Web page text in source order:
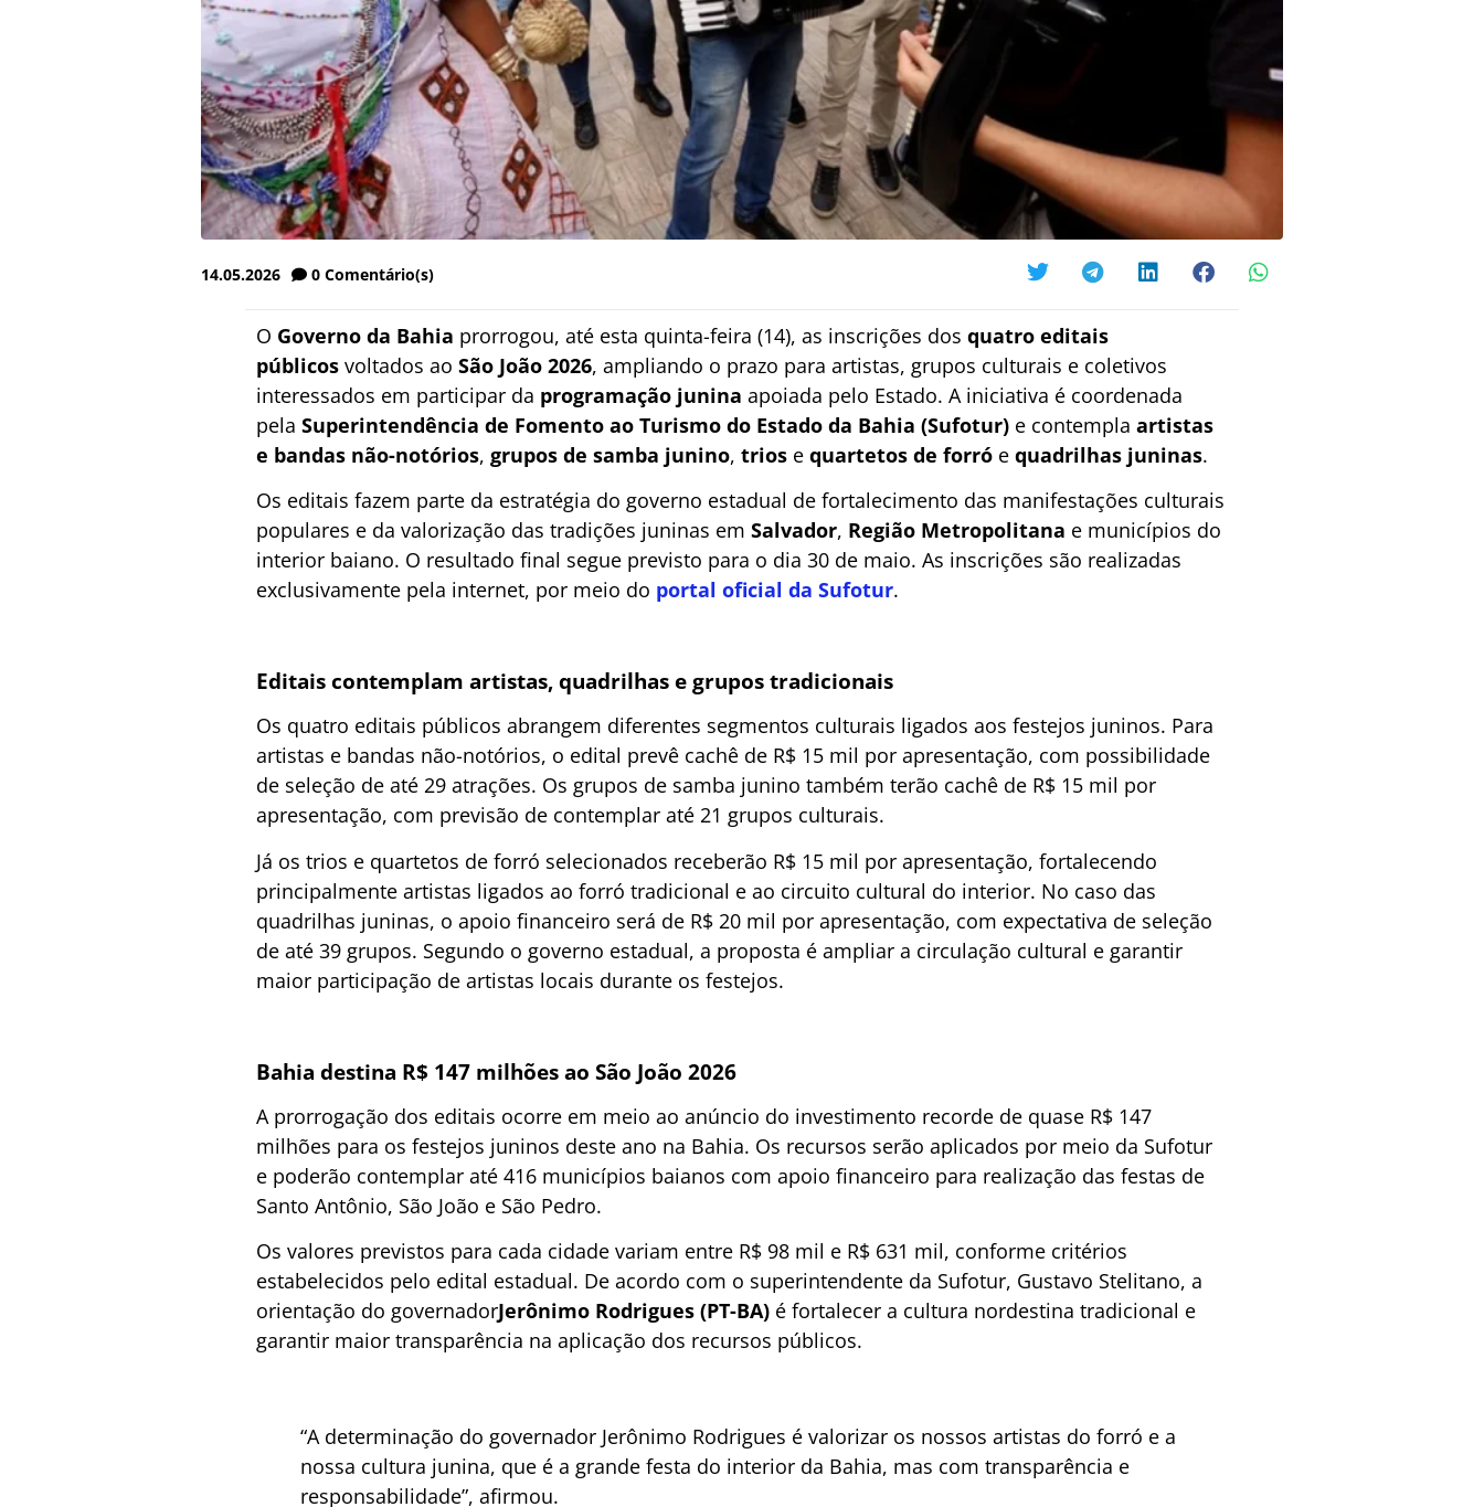
14.05.2026 0 Comentário(s)
O Governo da Bahia prorrogou, até esta quinta-feira (14), as inscrições dos quatro editais
públicos voltados ao São João 2026, ampliando o prazo para artistas, grupos culturais e coletivos
interessados em participar da programação junina apoiada pelo Estado. A iniciativa é coordenada
pela Superintendência de Fomento ao Turismo do Estado da Bahia (Sufotur) e contempla artistas
e bandas não-notórios, grupos de samba junino, trios e quartetos de forró e quadrilhas juninas.
Os editais fazem parte da estratégia do governo estadual de fortalecimento das manifestações culturais
populares e da valorização das tradições juninas em Salvador, Região Metropolitana e municípios do
interior baiano. O resultado final segue previsto para o dia 30 de maio. As inscrições são realizadas
exclusivamente pela internet, por meio do portal oficial da Sufotur.
Editais contemplam artistas, quadrilhas e grupos tradicionais
Os quatro editais públicos abrangem diferentes segmentos culturais ligados aos festejos juninos. Para
artistas e bandas não-notórios, o edital prevê cachê de R$ 15 mil por apresentação, com possibilidade
de seleção de até 29 atrações. Os grupos de samba junino também terão cachê de R$ 15 mil por
apresentação, com previsão de contemplar até 21 grupos culturais.
Já os trios e quartetos de forró selecionados receberão R$ 15 mil por apresentação, fortalecendo
principalmente artistas ligados ao forró tradicional e ao circuito cultural do interior. No caso das
quadrilhas juninas, o apoio financeiro será de R$ 20 mil por apresentação, com expectativa de seleção
de até 39 grupos. Segundo o governo estadual, a proposta é ampliar a circulação cultural e garantir
maior participação de artistas locais durante os festejos.
Bahia destina R$ 147 milhões ao São João 2026
A prorrogação dos editais ocorre em meio ao anúncio do investimento recorde de quase R$ 147
milhões para os festejos juninos deste ano na Bahia. Os recursos serão aplicados por meio da Sufotur
e poderão contemplar até 416 municípios baianos com apoio financeiro para realização das festas de
Santo Antônio, São João e São Pedro.
Os valores previstos para cada cidade variam entre R$ 98 mil e R$ 631 mil, conforme critérios
estabelecidos pelo edital estadual. De acordo com o superintendente da Sufotur, Gustavo Stelitano, a
orientação do governadorJerônimo Rodrigues (PT-BA) é fortalecer a cultura nordestina tradicional e
garantir maior transparência na aplicação dos recursos públicos.
“A determinação do governador Jerônimo Rodrigues é valorizar os nossos artistas do forró e a
nossa cultura junina, que é a grande festa do interior da Bahia, mas com transparência e
responsabilidade”, afirmou.